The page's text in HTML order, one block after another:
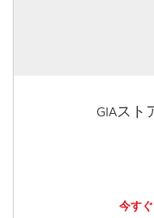
GIAスト
今す